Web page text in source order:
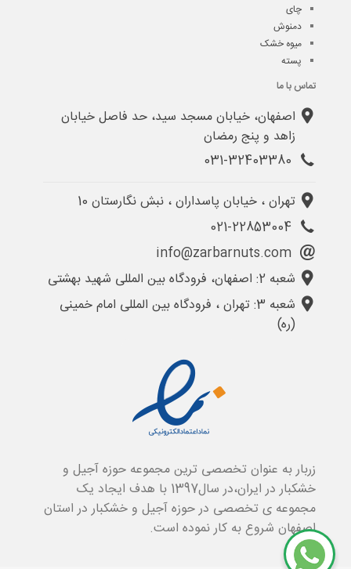
چای
دمنوش
میوه خشک
پسته
تماس با ما
اصفهان، خیابان مسجد سید، حد فاصل خیابان
زاهد و پنج رمضان
تهران ، خیابان پاسداران ، نبش نگارستان 10
شعبه 2: اصفهان، فرودگاه بین المللی شهید بهشتی
شعبه 3: تهران ، فرودگاه بین المللی امام خمینی
(ره)
زربار به عنوان تخصصی ترین مجموعه حوزه آجیل و
خشکبار در ایران،در سال1397 با هدف ایجاد یک
مجموعه ی تخصصی در حوزه آجیل و خشکبار در استان
اصفهان شروع به کار نموده است.